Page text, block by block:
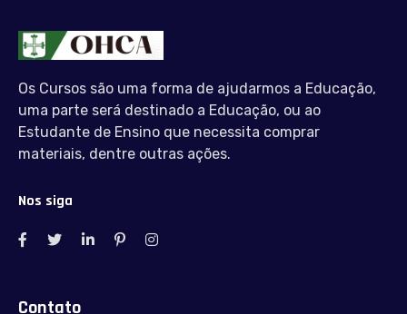
Os Cursos são uma forma de ajudarmos a Educação,
uma parte será destinado a Educação, ou ao
Estudante de Ensino que necessita comprar
materiais, dentre outras ações.
Nos siga
Contato